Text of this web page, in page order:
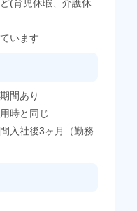
(育児休暇、介護休
います
間あり
時と同じ
入社後3ヶ月（勤務